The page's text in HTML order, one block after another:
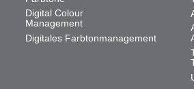
Digital Colour
Management
Digitales Farbtonmanagement